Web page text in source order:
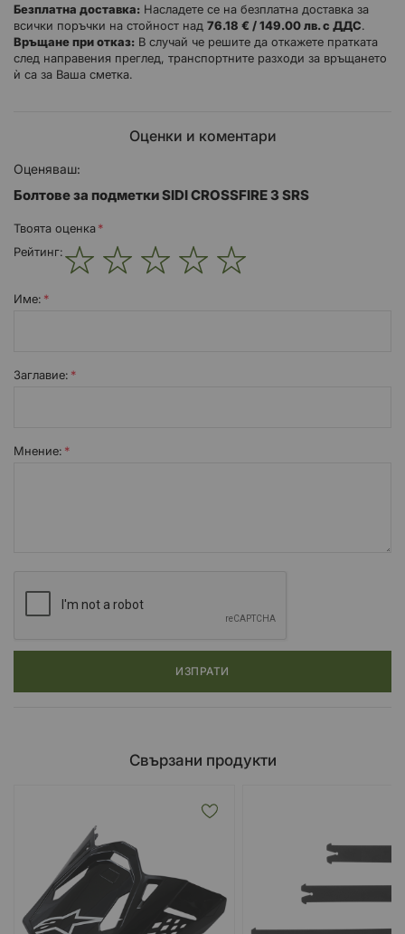
Безплатна доставка: Насладете се на безплатна доставка за
всички поръчки на стойност над 76.18 € / 149.00 лв. с ДДС.
Връщане при отказ: В случай че решите да откажете пратката
след направения преглед, транспортните разходи за връщането
ѝ са за Ваша сметка.
Оценки и коментари
Оценяваш:
Болтове за подметки SIDI CROSSFIRE 3 SRS
Твоята оценка
Рейтинг:
Име:
Заглавиe:
Мнение:
ИЗПРАТИ
Свързани продукти